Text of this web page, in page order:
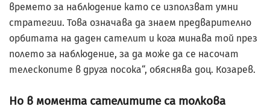
времето за наблюдение като се използват умни
стратегии. Това означава да знаем предварително
орбитата на даден сателит и кога минава той през
полето за наблюдение, за да може да се насочат
телескопите в друга посока“, обяснява доц. Козарев.
Но в момента сателитите са толкова